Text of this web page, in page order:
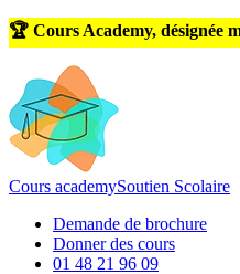
🏆 Cours Academy, désignée
Cours academySoutien Scolaire
Demande de brochure
Donner des cours
01 48 21 96 09